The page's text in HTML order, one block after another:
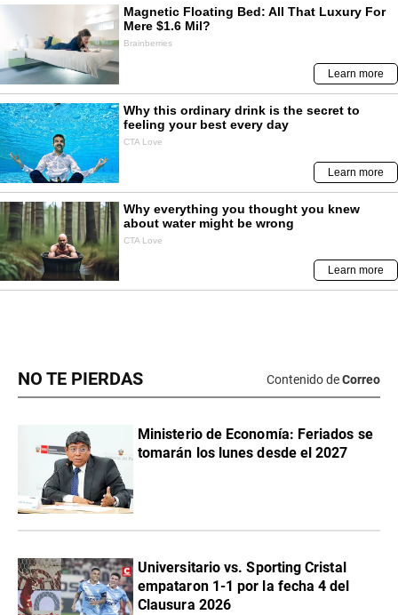
NO TE PIERDAS Contenido deCorreo
Ministerio de Economía: Feriados se
tomarán los lunes desde el 2027
Universitario vs. Sporting Cristal
empataron 1-1 por la fecha 4 del
Clausura 2026